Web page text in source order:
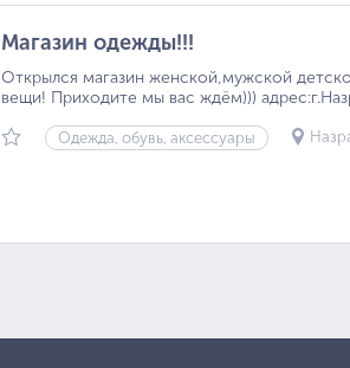
Магазин одежды!!!
Открылся магазин женской,мужской
вещи! Приходите мы вас ждём)))
Одежда, обувь, аксессуары